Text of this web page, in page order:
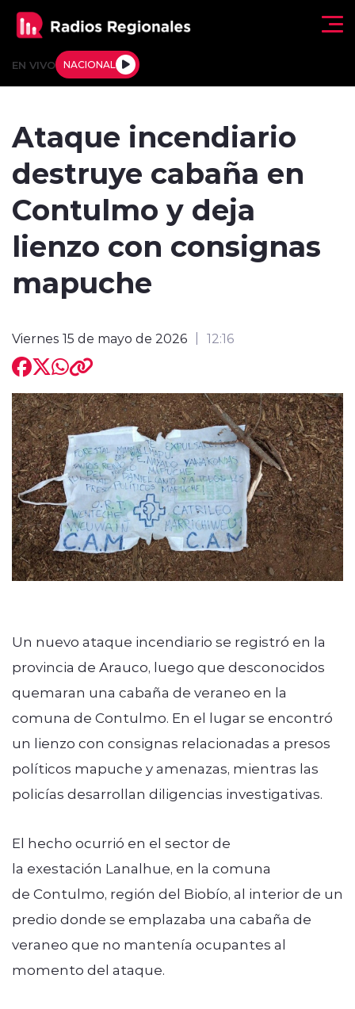
EN VIVO NACIONAL
Actualidad
Tendencias
Internacional
Entrevistas
modo claro
Ataque incendiario
destruye cabaña en
Contulmo y deja
lienzo con consignas
mapuche
Viernes 15 de mayo de 2026 12:16
Un nuevo ataque incendiario se registró en la
provincia de Arauco, luego que desconocidos
quemaran una cabaña de veraneo en la
comuna de Contulmo. En el lugar se encontró
un lienzo con consignas relacionadas a presos
políticos mapuche y amenazas, mientras las
policías desarrollan diligencias investigativas.
El hecho ocurrió en el sector de
la exestación Lanalhue, en la comuna
de Contulmo, región del Biobío, al interior de un
predio donde se emplazaba una cabaña de
veraneo que no mantenía ocupantes al
momento del ataque.